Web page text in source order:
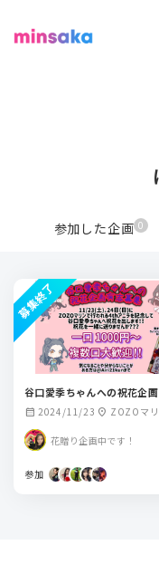
参加した企画 0
谷口愛季ちゃんへの祝花企画
calendar_month 2024/11/23 location_on ZOZOマ
花贈り企画中です！
参加
募集終了